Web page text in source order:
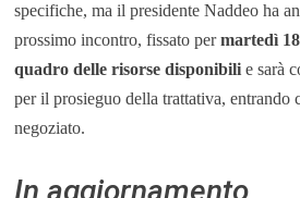
specifiche, ma il presidente Naddeo ha
prossimo incontro, fissato permartedì
quadro delle risorse disponibilie sarà
per il prosieguo della trattativa, entrando
negoziato.